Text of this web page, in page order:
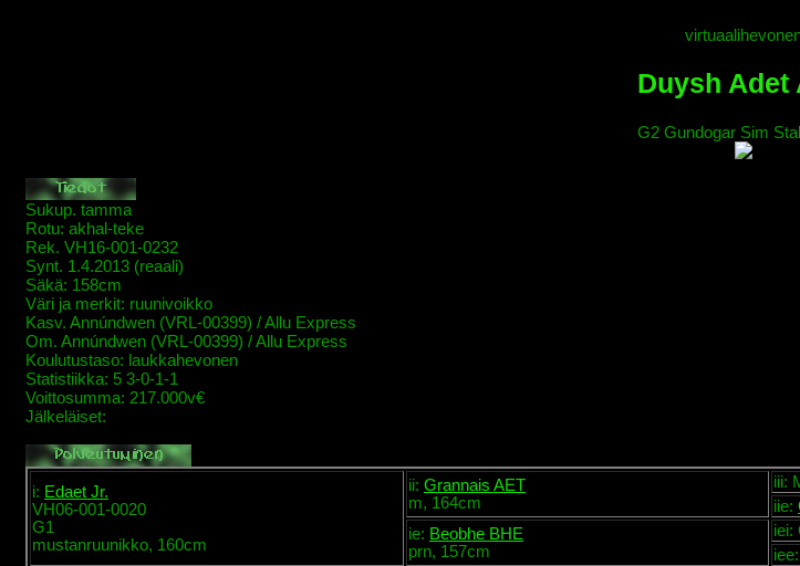
Duysh Adet
G2 Gundogar Sim
Sukup. tamma
Rotu: akhal-teke
Rek. VH16-001-0232
Synt. 1.4.2013 (reaali)
Säkä: 158cm
Väri ja merkit: ruunivoikko
Kasv. Annúndwen (VRL-00399) / Allu Express
Om. Annúndwen (VRL-00399) / Allu Express
Koulutustaso: laukkahevonen
Statistiikka: 5 3-0-1-1
Voittosumma: 217.000v€
Jälkeläiset:
i: Edaet Jr.
VH06-001-0020
G1
mustanruunikko, 160cm
ii: Grannais AET
m, 164cm
iii:
iie:
ie: Beobhe BHE
prn, 157cm
iei:
iee: